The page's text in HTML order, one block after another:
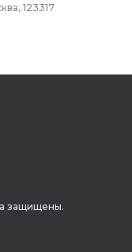
123317
защищены.